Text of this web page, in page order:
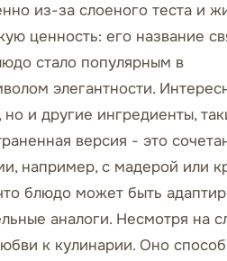
из-за слоеного теста и
ценность: его название
стало популярным в
элегантности.
и другие ингредиенты,
версия - это
например, с мадерой или
блюдо может быть
аналоги. Несмотря на
к кулинарии. Оно